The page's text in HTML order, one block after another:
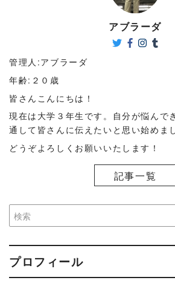
アブラーダ
管理人:アブラーダ
年齢:２０歳
皆さんこんにちは！
現在は大学３年生です。自分が悩んで
通して皆さんに伝えたいと思い始めま
どうぞよろしくお願いいたします！
記事一覧
プロフィール